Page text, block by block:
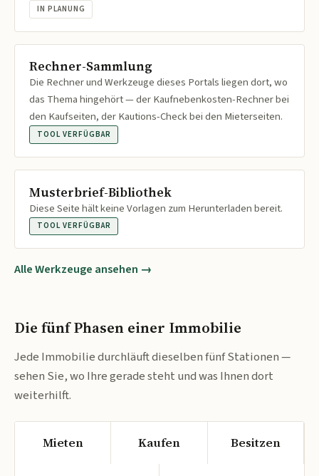
IN PLANUNG
Rechner-Sammlung
Die Rechner und Werkzeuge dieses Portals liegen dort, wo
das Thema hingehört — der Kaufnebenkosten-Rechner bei
den Kaufseiten, der Kautions-Check bei den Mieterseiten.
TOOL VERFÜGBAR
Musterbrief-Bibliothek
Diese Seite hält keine Vorlagen zum Herunterladen bereit.
TOOL VERFÜGBAR
Alle Werkzeuge ansehen →
Die fünf Phasen einer Immobilie
Jede Immobilie durchläuft dieselben fünf Stationen —
sehen Sie, wo Ihre gerade steht und was Ihnen dort
weiterhilft.
Mieten Kaufen Besitzen